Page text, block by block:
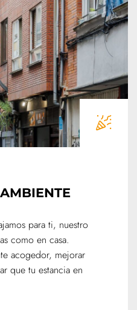
para ti, nuestro
como en casa.
acogedor, mejorar
que tu estancia en